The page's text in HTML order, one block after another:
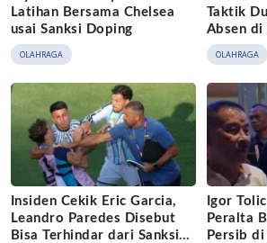
Latihan Bersama Chelsea
usai Sanksi Doping
OLAHRAGA
Taktik
Absen di
OLAHRAGA
Insiden Cekik Eric Garcia,
Leandro Paredes Disebut
Bisa Terhindar dari Sanksi
Igor
Peralta
Persib di